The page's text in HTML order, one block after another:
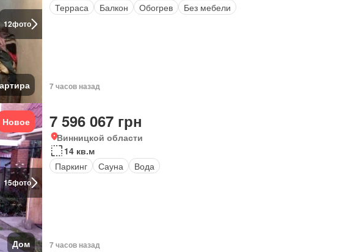
12фото
Терраса
Балкон Обогрев Без мебели
7 часов назад
15фото
Новое
Дом
7 596 067 грн
Винницкой области
14 кв.м
Паркинг
Сауна Вода
7 часов назад